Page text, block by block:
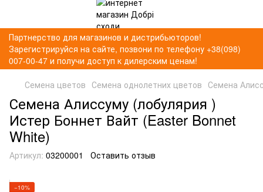
Партнерство для магазинов и дистрибьюторов!
Зарегистрируйся на сайте, позвони по телефону +38(098)
007-00-47 и получи доступ к дилерским ценам!
Семена цветов Семена однолетних цветов Семена
Семена Алиссуму (лобулярия )
Истер Боннет Вайт (Easter Bonnet
White)
Артикул: 03200001 Оставить отзыв
−10%